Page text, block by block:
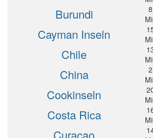
Burundi
Cayman Inseln
Chile
China
Cookinseln
Costa Rica
Curacao